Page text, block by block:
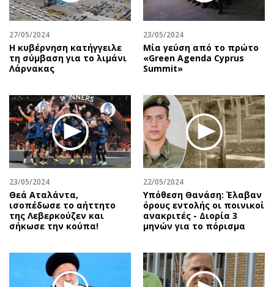
27/05/2024
Η κυβέρνηση κατήγγειλε
τη σύμβαση για το λιμάνι
Λάρνακας
23/05/2024
Μία γεύση από το πρώτο
«Green Agenda Cyprus
Summit»
23/05/2024
Θεά Αταλάντα,
ισοπέδωσε το αήττητο
της Λεβερκούζεν και
σήκωσε την κούπα!
22/05/2024
Υπόθεση Θανάση: Έλαβαν
όρους εντολής οι ποινικοί
ανακριτές - Διορία 3
μηνών για το πόρισμα